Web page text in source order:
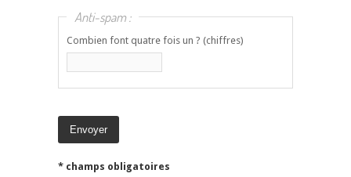
Anti-spam :
Combien font quatre fois un ? (chiffres)
* champs obligatoires